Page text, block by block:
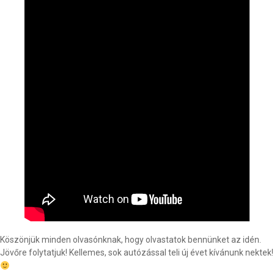
Köszönjük minden olvasónknak, hogy olvastatok bennünket az idén.
Jövőre folytatjuk! Kellemes, sok autózással teli új évet kívánunk nektek!